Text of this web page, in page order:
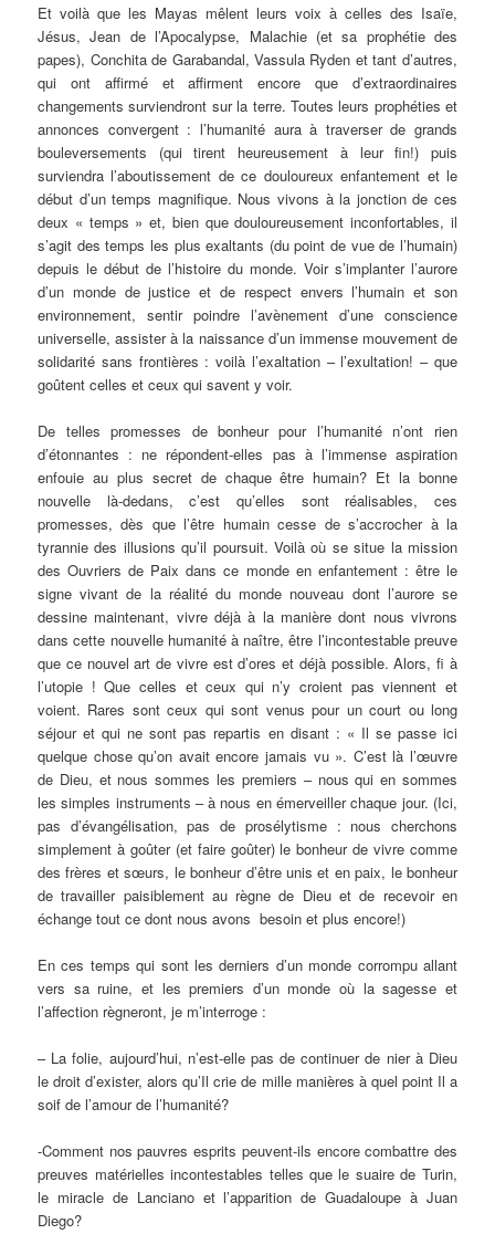
Et voilà que les Mayas mêlent leurs voix à celles des Isaïe,
Jésus, Jean de l’Apocalypse, Malachie (et sa prophétie des
papes), Conchita de Garabandal, Vassula Ryden et tant d’autres,
qui ont affirmé et affirment encore que d’extraordinaires
changements surviendront sur la terre. Toutes leurs prophéties et
annonces convergent : l’humanité aura à traverser de grands
bouleversements (qui tirent heureusement à leur fin!) puis
surviendra l’aboutissement de ce douloureux enfantement et le
début d’un temps magnifique. Nous vivons à la jonction de ces
deux « temps » et, bien que douloureusement inconfortables, il
s’agit des temps les plus exaltants (du point de vue de l’humain)
depuis le début de l’histoire du monde. Voir s’implanter l’aurore
d’un monde de justice et de respect envers l’humain et son
environnement, sentir poindre l’avènement d’une conscience
universelle, assister à la naissance d’un immense mouvement de
solidarité sans frontières : voilà l’exaltation – l’exultation! – que
goûtent celles et ceux qui savent y voir.
De telles promesses de bonheur pour l’humanité n’ont rien
d’étonnantes : ne répondent-elles pas à l’immense aspiration
enfouie au plus secret de chaque être humain? Et la bonne
nouvelle là-dedans, c’est qu’elles sont réalisables, ces
promesses, dès que l’être humain cesse de s’accrocher à la
tyrannie des illusions qu’il poursuit. Voilà où se situe la mission
des Ouvriers de Paix dans ce monde en enfantement : être le
signe vivant de la réalité du monde nouveau dont l’aurore se
dessine maintenant, vivre déjà à la manière dont nous vivrons
dans cette nouvelle humanité à naître, être l’incontestable preuve
que ce nouvel art de vivre est d’ores et déjà possible. Alors, fi à
l’utopie ! Que celles et ceux qui n’y croient pas viennent et
voient. Rares sont ceux qui sont venus pour un court ou long
séjour et qui ne sont pas repartis en disant : « Il se passe ici
quelque chose qu’on avait encore jamais vu ». C’est là l’œuvre
de Dieu, et nous sommes les premiers – nous qui en sommes
les simples instruments – à nous en émerveiller chaque jour. (Ici,
pas d’évangélisation, pas de prosélytisme : nous cherchons
simplement à goûter (et faire goûter) le bonheur de vivre comme
des frères et sœurs, le bonheur d’être unis et en paix, le bonheur
de travailler paisiblement au règne de Dieu et de recevoir en
échange tout ce dont nous avons besoin et plus encore!)
En ces temps qui sont les derniers d’un monde corrompu allant
vers sa ruine, et les premiers d’un monde où la sagesse et
l’affection règneront, je m’interroge :
– La folie, aujourd’hui, n’est-elle pas de continuer de nier à Dieu
le droit d’exister, alors qu’Il crie de mille manières à quel point Il a
soif de l’amour de l’humanité?
-Comment nos pauvres esprits peuvent-ils encore combattre des
preuves matérielles incontestables telles que le suaire de Turin,
le miracle de Lanciano et l’apparition de Guadaloupe à Juan
Diego?